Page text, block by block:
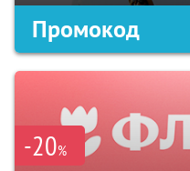
Промокод
-20%